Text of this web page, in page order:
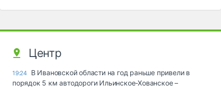
Центр
19:24
В Ивановской области на год раньше привели в
порядок 5 км автодороги Ильинское-Хованское –